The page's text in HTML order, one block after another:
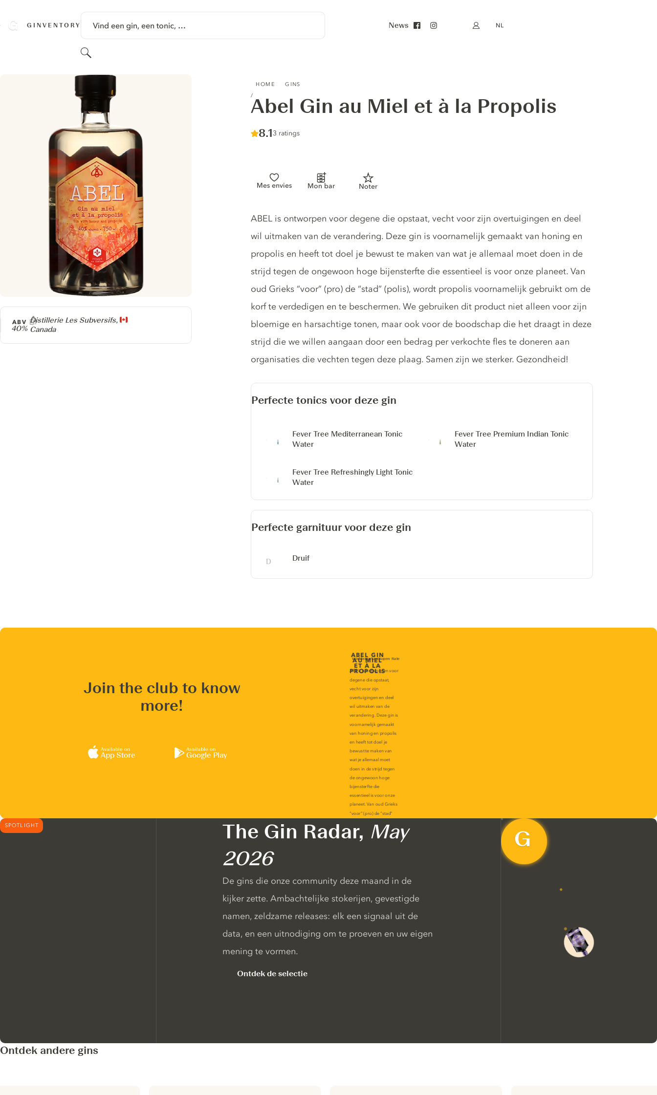
GINVENTORY Vind een gin, een tonic, …
Zoeken
News Mijn account
NL
HOME GINS
Abel Gin au Miel et à la Propolis
Score :
8.1/ 10
3 ratings
Mes envies Mon bar Noter
Producer
Distillerie Les Subversifs,
Canada
ABV
40%
Gin description
ABEL is ontworpen voor degene die opstaat, vecht voor zijn overtuigingen en deel
wil uitmaken van de verandering. Deze gin is voornamelijk gemaakt van honing en
propolis en heeft tot doel je bewust te maken van wat je allemaal moet doen in de
strijd tegen de ongewoon hoge bijensterfte die essentieel is voor onze planeet. Van
oud Grieks “voor” (pro) de “stad” (polis), wordt propolis voornamelijk gebruikt om de
korf te verdedigen en te beschermen. We gebruiken dit product niet alleen voor zijn
bloemige en harsachtige tonen, maar ook voor de boodschap die het draagt in deze
strijd die we willen aangaan door een bedrag per verkochte fles te doneren aan
organisaties die vechten tegen deze plaag. Samen zijn we sterker. Gezondheid!
Perfecte tonics voor deze gin
Fever Tree Mediterranean Tonic
Water
Fever Tree Premium Indian Tonic
Water
Fever Tree Refreshingly Light Tonic
Water
Perfecte garnituur voor deze gin
Druif
Join the club to know
more!
Available on
App Store
Available on
Google Play
SPOTLIGHT The Gin Radar, May
2026
De gins die onze community deze maand in de
kijker zette. Ambachtelijke stokerijen, gevestigde
namen, zeldzame releases: elk een signaal uit de
data, en een uitnodiging om te proeven en uw eigen
mening te vormen.
Ontdek de selectie
Ontdek andere gins